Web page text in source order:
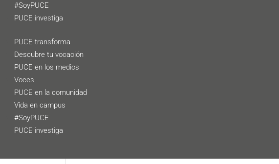
#SoyPUCE
PUCE investiga
PUCE transforma
Descubre tu vocación
PUCE en los medios
Voces
PUCE en la comunidad
Vida en campus
#SoyPUCE
PUCE investiga